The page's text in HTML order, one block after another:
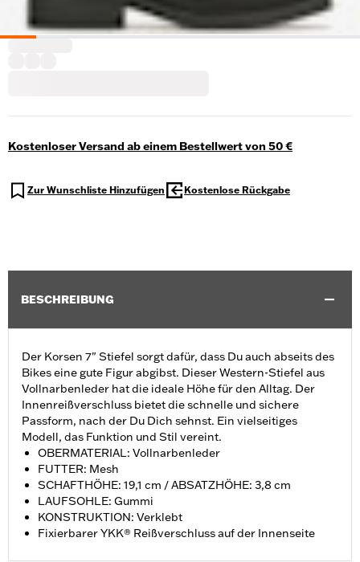
Kostenloser Versand ab einem Bestellwert von 50 €
Zur Wunschliste Hinzufügen Kostenlose Rückgabe
BESCHREIBUNG
Der Korsen 7" Stiefel sorgt dafür, dass Du auch abseits des
Bikes eine gute Figur abgibst. Dieser Western-Stiefel aus
Vollnarbenleder hat die ideale Höhe für den Alltag. Der
Innenreißverschluss bietet die schnelle und sichere
Passform, nach der Du Dich sehnst. Ein vielseitiges
Modell, das Funktion und Stil vereint.
OBERMATERIAL: Vollnarbenleder
FUTTER: Mesh
SCHAFTHÖHE: 19,1 cm / ABSATZHÖHE: 3,8 cm
LAUFSOHLE: Gummi
KONSTRUKTION: Verklebt
Fixierbarer YKK® Reißverschluss auf der Innenseite